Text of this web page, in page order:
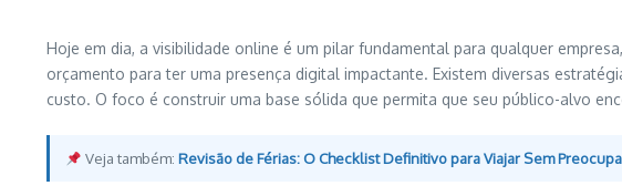
Hoje em dia, a visibilidade online é um pilar fundamental para qualquer
orçamento para ter uma presença digital impactante. Existem diversas
custo. O foco é construir uma base sólida que permita que seu público-alvo
Veja também:Revisão de Férias: O Checklist Definitivo para Viajar Sem